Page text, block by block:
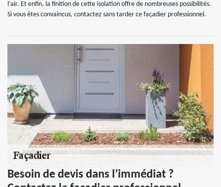
l’air. Et enfin, la finition de cette isolation offre de nombreuses possibilités.
Si vous êtes convaincus, contactez sans tarder ce façadier professionnel.
Besoin de devis dans l’immédiat ?